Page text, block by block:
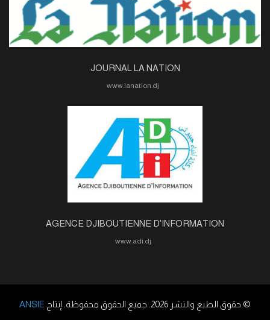
JOURNAL LA NATION
AGENCE DJIBOUTIENNE D'INFORMATION
© حقوق الطبع والنشر 2026. جميع الحقوق محفوظة. إنتاج ANSIE